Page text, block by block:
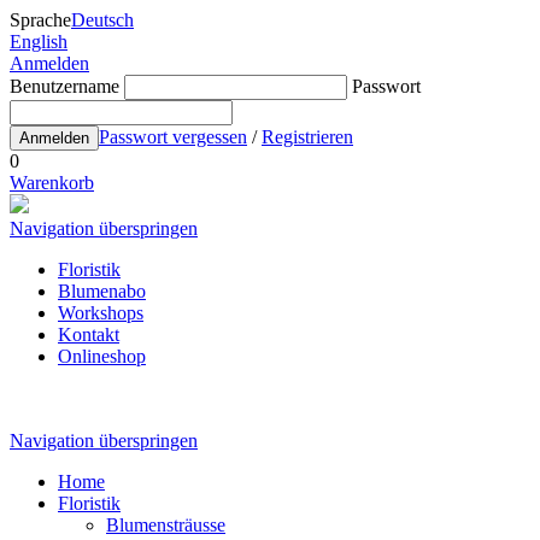
SpracheDeutsch
English
Anmelden
Benutzername
Passwort
Anmelden Passwort vergessen /Registrieren
0
Warenkorb
Navigation überspringen
Floristik
Blumenabo
Workshops
Kontakt
Onlineshop
Navigation überspringen
Home
Floristik
Blumensträusse